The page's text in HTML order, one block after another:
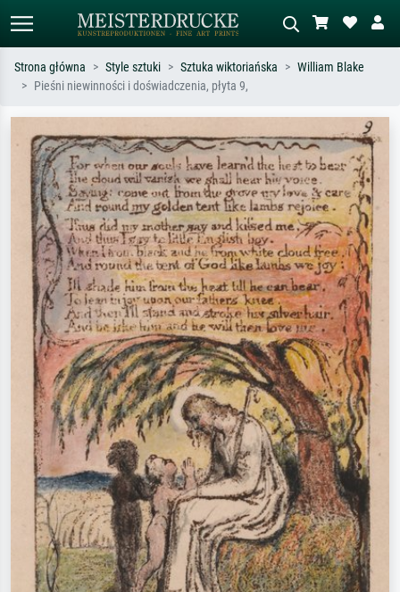
Szukaj wg artysty, tytułu lub stylu – np.
Monet, Gwiaździsta noc,
impresjonizm, fala Hokusaia, akt.
Opisz scenę – np. zielona łąka,
abstrakcja z czerwienią, ciemny olej,
stojący akt obok drzewa.
Strona główna Style sztuki Sztuka wiktoriańska
William Blake
Pieśni niewinności i doświadczenia, płyta 9,